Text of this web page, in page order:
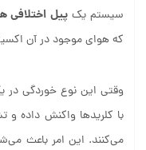
سیستم یکپیل اختلافی
که هوای موجود در آن
وقتی این نوع خوردگی در
با کلریدها واکنش داده و